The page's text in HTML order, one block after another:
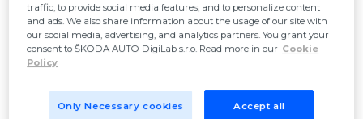
Citymove a najděte tu nejrychlejší cestu za
historií (nejen) našeho města.
To nejlepší z techniky
traffic, to provide social media features, and to personalize content
and ads. We also share information about the usage of our site with
our social media, advertising, and analytics partners. You grant your
consent to ŠKODA AUTO DigiLab s.r.o. Read more in our Cookie
Policy
Only Necessary cookies Accept all